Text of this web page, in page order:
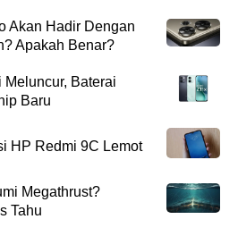
Akan Hadir Dengan
Apakah Benar?
Meluncur, Baterai
Baru
HP Redmi 9C Lemot
Megathrust?
Tahu